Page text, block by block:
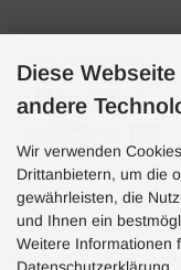
Zahlungsarten
Hotline
Hotline
Diese
andere
Wir verwenden
Drittanbietern, um die
gewährleisten, die
und Ihnen ein
Weitere Informationen